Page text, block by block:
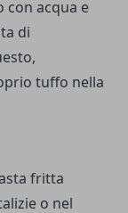
con acqua e
di
tuffo nella
fritta
o nel